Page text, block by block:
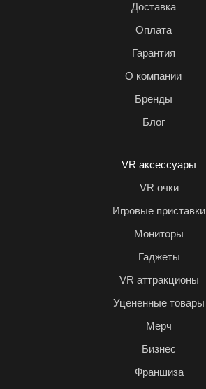
Доставка
Оплата
Гарантия
О компании
Бренды
Блог
VR аксессуары
VR очки
Игровые приставки
Мониторы
Гаджеты
VR аттракционы
Уцененные товары
Мерч
Бизнес
Франшиза